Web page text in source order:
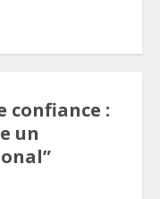
confiance :
un
”